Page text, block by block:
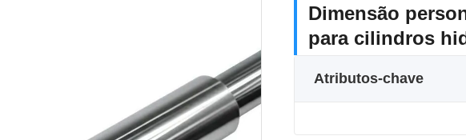
Dimensão
para cilindros
Atributos-chave